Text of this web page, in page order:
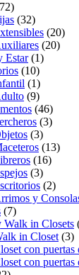
(32)
(20)
(20)
Estar(1)
(10)
(1)
(9)
(46)
(3)
(3)
(13)
(16)
(3)
(2)
y
(7)
Walk in Closets
in Closet (3)
con puertas
con puertas